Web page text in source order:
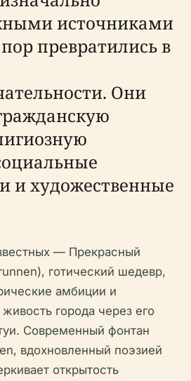
источниками
превратились в
Они
и художественные
— Прекрасный
готический шедевр,
амбиции и
города через его
Современный фонтан
вдохновленный поэзией
открытость